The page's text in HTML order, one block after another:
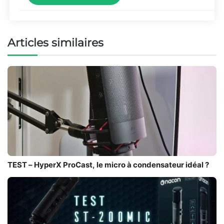
Articles similaires
TEST – HyperX ProCast, le micro à condensateur idéal ?